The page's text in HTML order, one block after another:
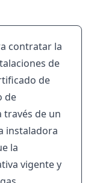
contratar la
de
de
de
través de un
instaladora
la
vigente y